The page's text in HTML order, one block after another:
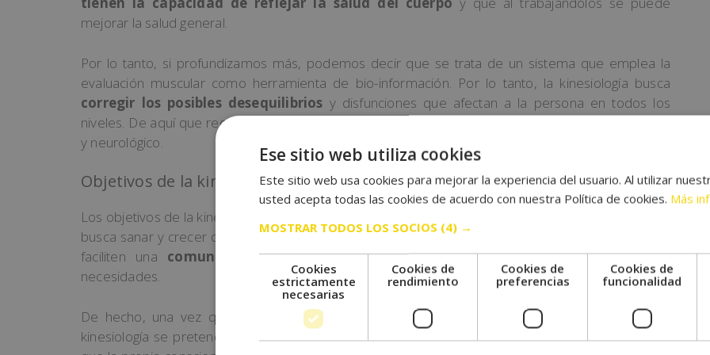
mejorar la salud general.
Por lo tanto, si profundizamos más, podemos decir que se trata de un sistema que emplea la
evaluación muscular como herramienta de bio-información. Por lo tanto, la kinesiología busca
corregir los posibles desequilibrios y disfunciones que afectan a la persona en todos los
niveles. De aquí que requiera obtener información desde el punto de vista anatómico, psicológico
y neurológico.
Objetivos de la kinesiología
Los objetivos de la kinesiología van mucho más allá de tener y mantener un cuerpo sano. También
busca sanar y crecer como seres humanos a partir de la utilización de unas técnicas sencillas que
faciliten una comunicación sana con nuestro cuerpoy que este nos exprese sus
necesidades.
De hecho, una vez que se han detectado estas necesidades en el paciente, a través de la
kinesiología se pretende equilibrar el cuerpo con conexiones y mensajes positivos. Así se facilita
Ese sitio web utiliza cookies
Este sitio web usa cookies para mejorar la experiencia del usuario. Al utilizar
usted acepta todas las cookies de acuerdo con nuestra Política de cookies. Más
MOSTRAR TODOS LOS SOCIOS (4) →
Cookies
estrictamente
necesarias
Cookies de
rendimiento
Cookies de
preferencias
Cookies de
funcionalidad